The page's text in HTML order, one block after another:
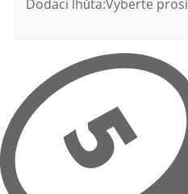
Dodací lhůta:Vyberte